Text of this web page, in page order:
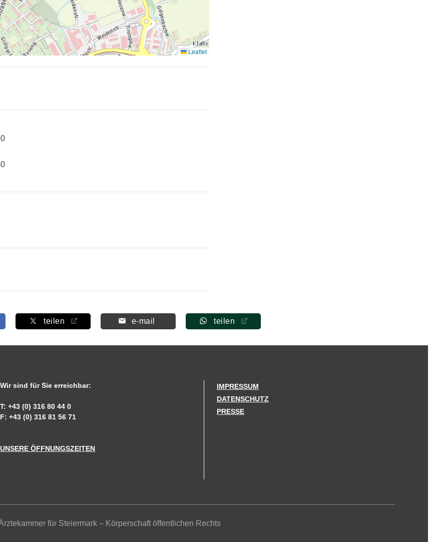
teilen e-mail teilen
Wir sind für Sie erreichbar:
T: +43 (0) 316 80 44 0
F: +43 (0) 316 81 56 71
UNSERE ÖFFNUNGSZEITEN
IMPRESSUM
DATENSCHUTZ
PRESSE
für Steiermark – Körperschaft öffentlichen Rechts